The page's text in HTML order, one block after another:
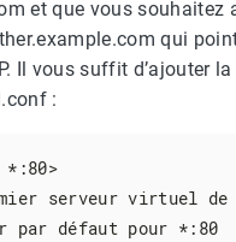
et que vous souhaitez
qui
Il vous suffit d’ajouter
:
*:80>
serveur virtuel
par défaut pour *:80